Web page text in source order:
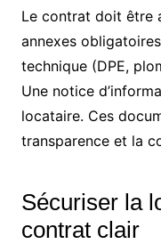
Le contrat doit être
annexes
technique (DPE,
Une notice
locataire. Ces
transparence et la
Sécuriser la
contrat clair